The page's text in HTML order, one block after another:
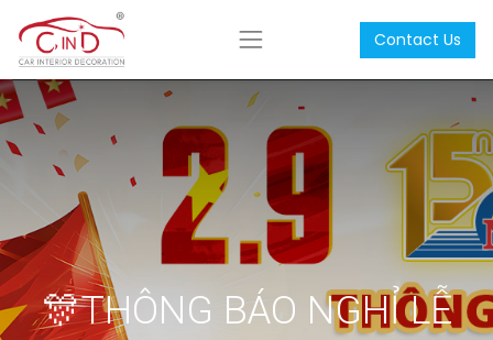
Contact Us
🎊THÔNG BÁO NGHỈ LỄ